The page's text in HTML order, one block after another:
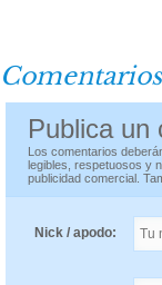
Comentarios
Publica un
Los comentarios
legibles, respetuosos y
publicidad comercial.
Nick / apodo: